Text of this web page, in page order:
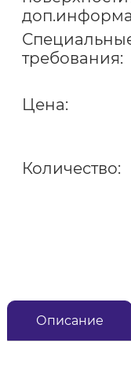
требования:
Цена:
Количество:
Описание